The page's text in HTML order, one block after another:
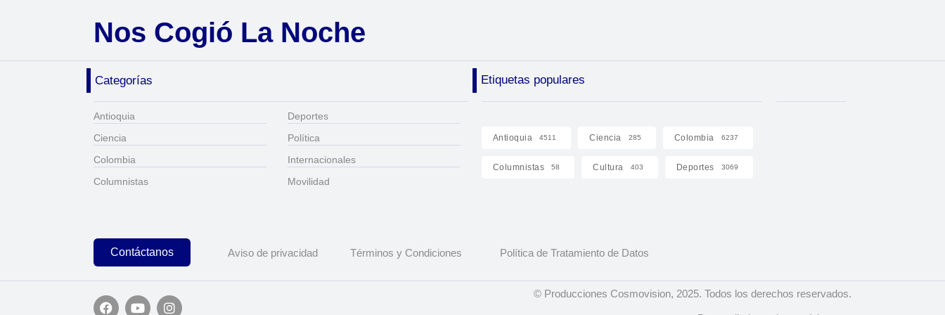
Nos Cogió La Noche
Categorías Etiquetas populares
Antioquia
Ciencia
Colombia
Columnistas
Deportes
Política
Internacionales
Movilidad
Antioquia 4511 Ciencia 285 Colombia 6237
Columnistas 58 Cultura 403 Deportes 3069
Contáctanos Aviso de privacidad Términos y Condiciones Política de Tratamiento de Datos
© Producciones Cosmovision, 2025. Todos los derechos reservados.